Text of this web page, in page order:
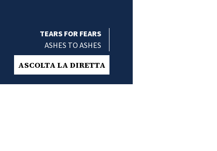
TEARS FOR FEARS
ASHES TO ASHES
ASCOLTA LA DIRETTA